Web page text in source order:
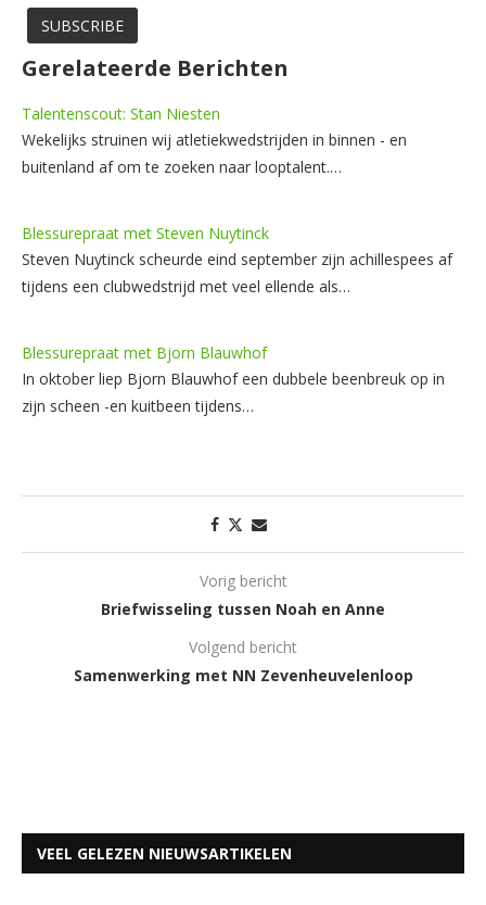
Gerelateerde Berichten
Talentenscout: Stan Niesten
Wekelijks struinen wij atletiekwedstrijden in binnen - en
buitenland af om te zoeken naar looptalent.…
Blessurepraat met Steven Nuytinck
Steven Nuytinck scheurde eind september zijn achillespees af
tijdens een clubwedstrijd met veel ellende als…
Blessurepraat met Bjorn Blauwhof
In oktober liep Bjorn Blauwhof een dubbele beenbreuk op in
zijn scheen -en kuitbeen tijdens…
Vorig bericht
Briefwisseling tussen Noah en Anne
Volgend bericht
Samenwerking met NN Zevenheuvelenloop
VEEL GELEZEN NIEUWSARTIKELEN